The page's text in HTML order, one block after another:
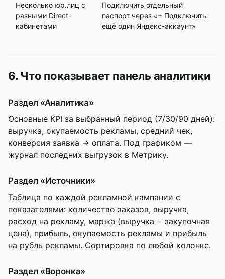
Несколько юр.лиц с
разными Direct-
кабинетами
Подключить отдельный
паспорт через «+ Подключить
ещё один Яндекс-аккаунт»
6. Что показывает панель аналитики
Раздел «Аналитика»
Основные KPI за выбранный период (7/30/90 дней):
выручка, окупаемость рекламы, средний чек,
конверсия заявка → оплата. Под графиком —
журнал последних выгрузок в Метрику.
Раздел «Источники»
Таблица по каждой рекламной кампании с
показателями: количество заказов, выручка,
расход на рекламу, маржа (выручка − закупочная
цена), прибыль, окупаемость рекламы и прибыль
на рубль рекламы. Сортировка по любой колонке.
Раздел «Воронка»